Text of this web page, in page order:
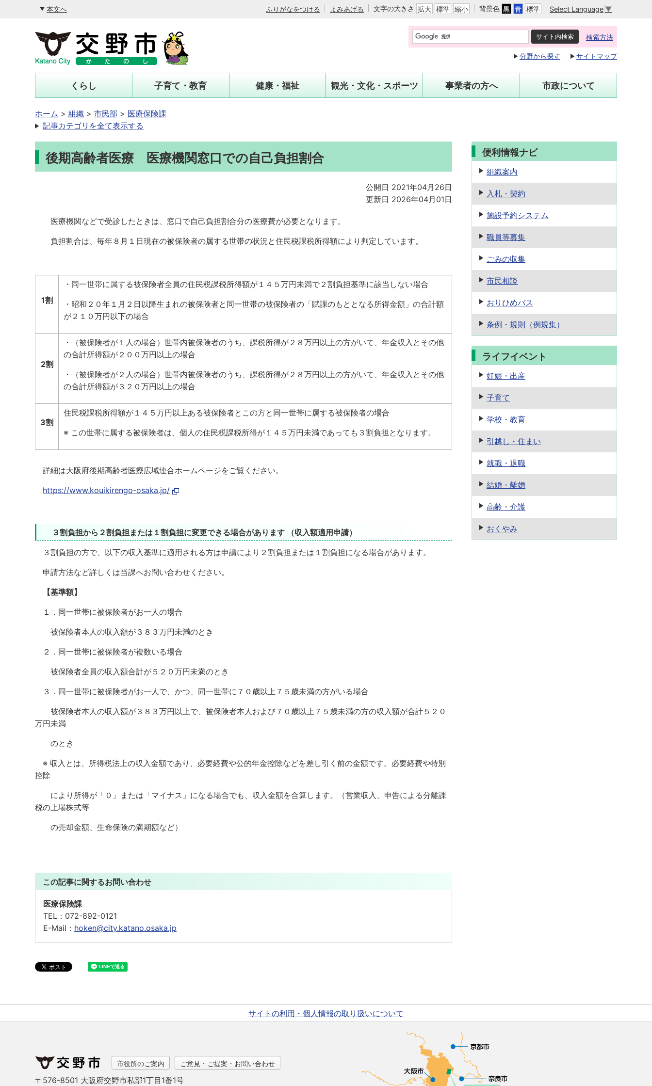
本文へ ふりがなをつける よみあげる 文字の大きさ 拡大 標準 縮小 背景色 黒 青 標準 Select Language ▼
検索方法
分野から探す サイトマップ
くらし 子育て・教育 健康・福祉 観光・文化・スポーツ 事業者の方へ 市政について
ホーム 組織 市民部
医療保険課
記事カテゴリを全て表示する
後期高齢者医療 医療機関窓口での自己負担割合
公開日 2021年04月26日
更新日 2026年04月01日
医療機関などで受診したときは、窓口で自己負担割合分の医療費が必要となります。
負担割合は、毎年８月１日現在の被保険者の属する世帯の状況と住民税課税所得額により判定しています。
1割
・同一世帯に属する被保険者全員の住民税課税所得額が１４５万円未満で２割負担基準に該当しない場合
・昭和２０年１月２日以降生まれの被保険者と同一世帯の被保険者の「賦課のもととなる所得金額」の合計額
が２１０万円以下の場合
2割
・（被保険者が１人の場合）世帯内被保険者のうち、課税所得が２８万円以上の方がいて、年金収入とその他
の合計所得額が２００万円以上の場合
・（被保険者が２人の場合）世帯内被保険者のうち、課税所得が２８万円以上の方がいて、年金収入とその他
の合計所得額が３２０万円以上の場合
3割
住民税課税所得額が１４５万円以上ある被保険者とこの方と同一世帯に属する被保険者の場合
※ この世帯に属する被保険者は、個人の住民税課税所得が１４５万円未満であっても３割負担となります。
詳細は大阪府後期高齢者医療広域連合ホームページをご覧ください。
https://www.kouikirengo-osaka.jp/
３割負担から２割負担または１割負担に変更できる場合があります （収入額適用申請）
３割負担の方で、以下の収入基準に適用される方は申請により２割負担または１割負担になる場合があります。
申請方法など詳しくは当課へお問い合わせください。
【基準額】
１．同一世帯に被保険者がお一人の場合
被保険者本人の収入額が３８３万円未満のとき
２．同一世帯に被保険者が複数いる場合
被保険者全員の収入額合計が５２０万円未満のとき
３．同一世帯に被保険者がお一人で、かつ、同一世帯に７０歳以上７５歳未満の方がいる場合
被保険者本人の収入額が３８３万円以上で、被保険者本人および７０歳以上７５歳未満の方の収入額が合計５２０
万円未満
のとき
※ 収入とは、所得税法上の収入金額であり、必要経費や公的年金控除などを差し引く前の金額です。必要経費や特別
控除
により所得が「０」または「マイナス」になる場合でも、収入金額を合算します。（営業収入、申告による分離課
税の上場株式等
の売却金額、生命保険の満期額など）
この記事に関するお問い合わせ
医療保険課
TEL： 072-892-0121
E-Mail： hoken@city.katano.osaka.jp
便利情報ナビ
組織案内
入札・契約
施設予約システム
職員等募集
ごみの収集
市民相談
おりひめバス
条例・規則 （例規集）
ライフイベント
妊娠・出産
子育て
学校・教育
引越し・住まい
就職・退職
結婚・離婚
高齢・介護
おくやみ
サイトの利用・個人情報の取り扱いについて
市役所のご案内 ご意見・ご提案・お問い合わせ
〒576-8501 大阪府交野市私部1丁目1番1号